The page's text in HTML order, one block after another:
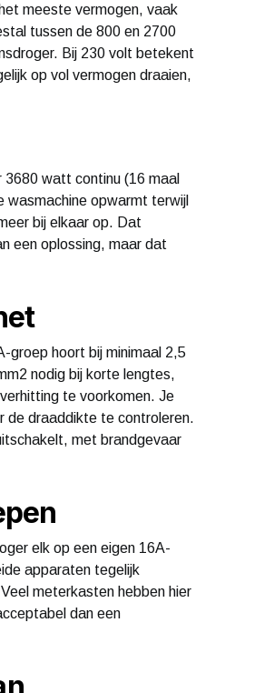
meeste vermogen, vaak
tussen de 800 en 2700
Bij 230 volt betekent
op vol vermogen draaien,
watt continu (16 maal
wasmachine opwarmt terwijl
bij elkaar op. Dat
een oplossing, maar dat
groep hoort bij minimaal 2,5
nodig bij korte lengtes,
te voorkomen. Je
de draaddikte te controleren.
met brandgevaar
elk op een eigen 16A-
apparaten tegelijk
meterkasten hebben hier
dan een